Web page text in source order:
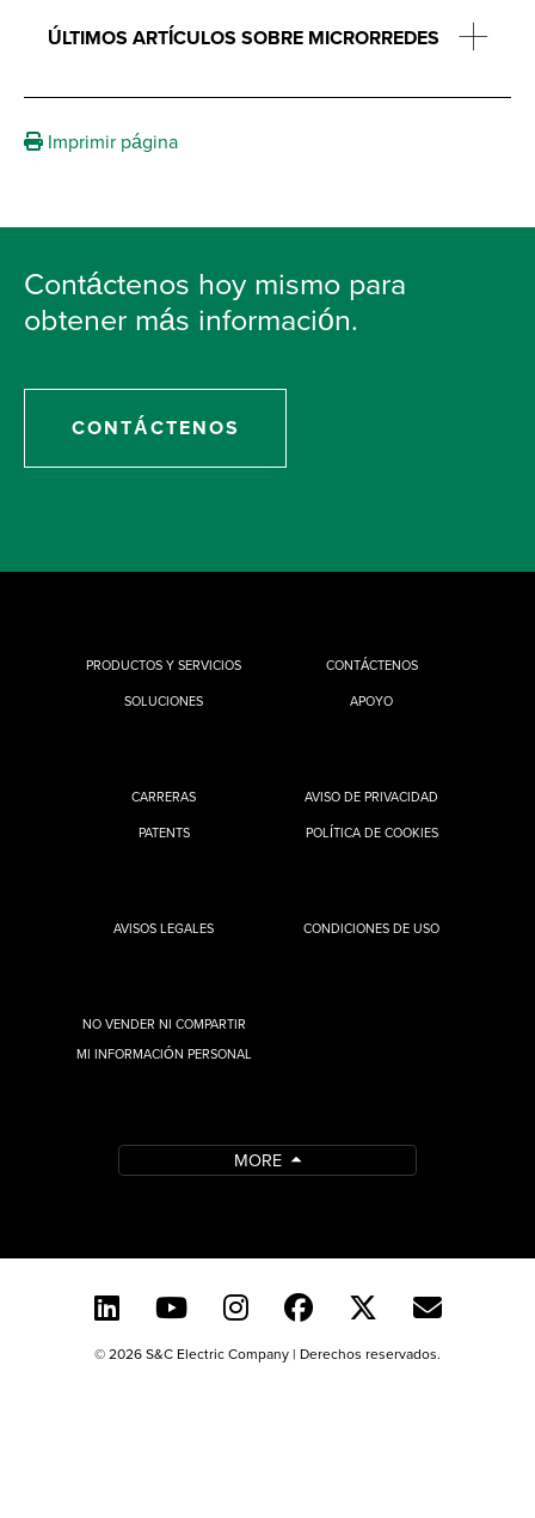
ÚLTIMOS ARTÍCULOS SOBRE MICRORREDES
Imprimir página
Contáctenos hoy mismo para
obtener más información.
CONTÁCTENOS
PRODUCTOS Y SERVICIOS
SOLUCIONES
CONTÁCTENOS
APOYO
CARRERAS
PATENTS
AVISO DE PRIVACIDAD
POLÍTICA DE COOKIES
AVISOS LEGALES CONDICIONES DE USO
NO VENDER NI COMPARTIR
MI INFORMACIÓN PERSONAL
MORE
© 2026 S&C Electric Company | Derechos reservados.